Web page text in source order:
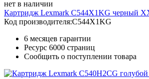
нет в наличии
Картридж Lexmark C544X1KG черный
Код производителя:C544X1KG
6 месяцев гарантии
Ресурс 6000 страниц
Сообщить о поступлении товара